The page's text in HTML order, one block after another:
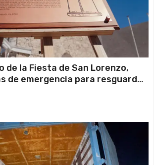
de la Fiesta de San Lorenzo,
de emergencia para resguardar